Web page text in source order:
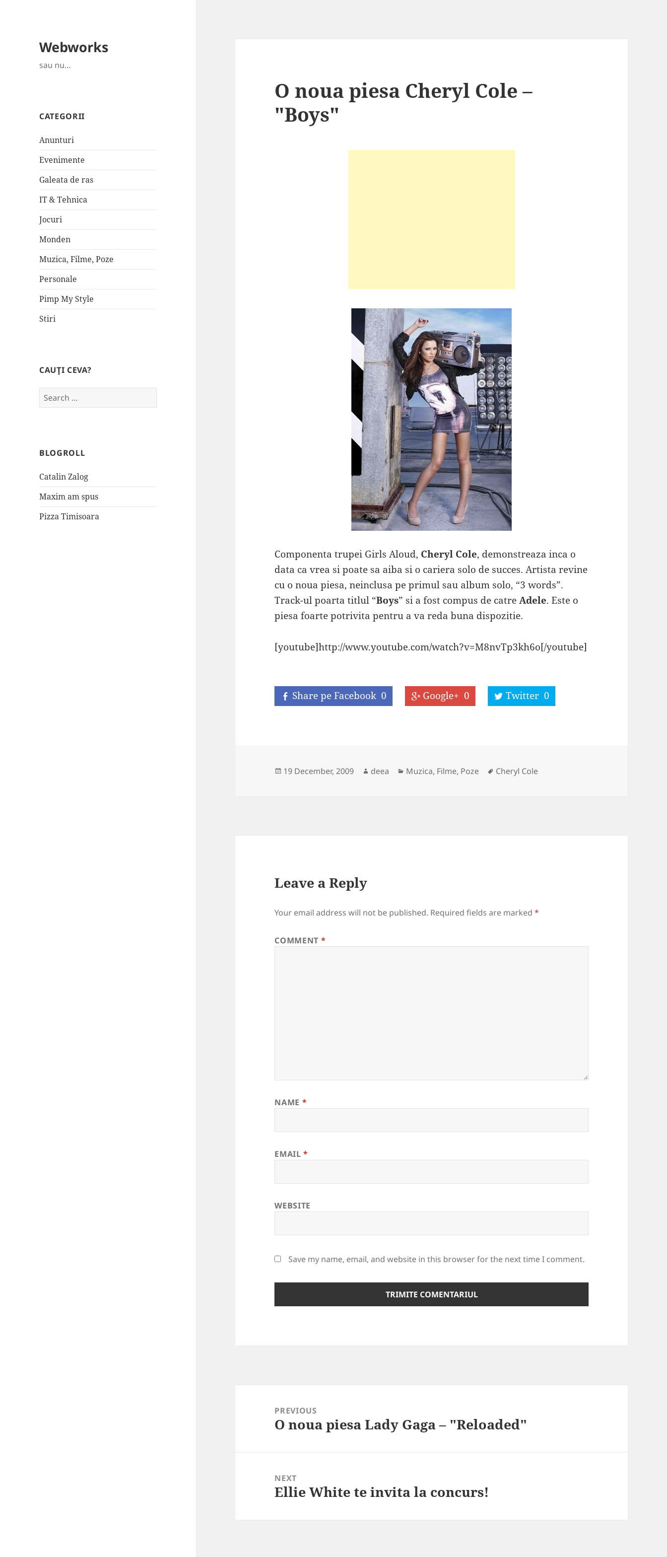
Webworks
sau nu…
CATEGORII
Anunturi
Evenimente
Galeata de ras
IT & Tehnica
Jocuri
Monden
Muzica, Filme, Poze
Personale
Pimp My Style
Stiri
CAUŢI CEVA?
Search
for:
BLOGROLL
Catalin Zalog
Maxim am spus
Pizza Timisoara
O noua piesa Cheryl Cole –
"Boys"
Componenta trupei Girls Aloud, Cheryl Cole, demonstreaza inca o
data ca vrea si poate sa aiba si o cariera solo de succes. Artista revine
cu o noua piesa, neinclusa pe primul sau album solo, “3 words”.
Track-ul poarta titlul “Boys” si a fost compus de catreAdele. Este o
piesa foarte potrivita pentru a va reda buna dispozitie.
[youtube]http://www.youtube.com/watch?v=M8nvTp3kh6o[/youtube]
Share pe Facebook 0 Google+ 0 Twitter 0
Posted
19 December, 2009 Author
deea Categories
Muzica, Filme, Poze Tags
Cheryl Cole
Leave a Reply
Your email address will not be published. Required fields are marked*
COMMENT *
NAME *
EMAIL*
WEBSITE
Save my name, email, and website in this browser for the next time I comment.
navigationPREVIOUS
Previous
O noua piesa Lady Gaga – "Reloaded"
NEXT
Next
Ellie White te invita la concurs!